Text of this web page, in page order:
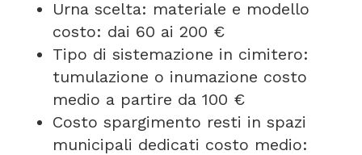
Urna scelta: materiale e modello
costo: dai 60 ai 200 €
Tipo di sistemazione in cimitero:
tumulazione o inumazione costo
medio a partire da 100 €
Costo spargimento resti in spazi
municipali dedicati costo medio: